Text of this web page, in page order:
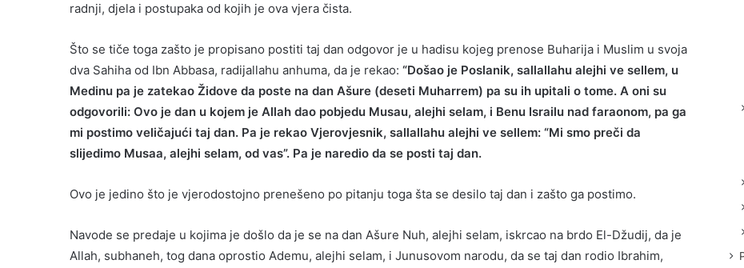
radnji, djela i postupaka od kojih je ova vjera čista.
Što se tiče toga zašto je propisano postiti taj dan odgovor je u hadisu kojeg prenose Buharija i Muslim u svoja
dva Sahiha od Ibn Abbasa, radijallahu anhuma, da je rekao: “Došao je Poslanik, sallallahu alejhi ve sellem, u
Medinu pa je zatekao Židove da poste na dan Ašure (deseti Muharrem) pa su ih upitali o tome. A oni su
odgovorili: Ovo je dan u kojem je Allah dao pobjedu Musau, alejhi selam, i Benu Israilu nad faraonom, pa ga
mi postimo veličajući taj dan. Pa je rekao Vjerovjesnik, sallallahu alejhi ve sellem: “Mi smo preči da
slijedimo Musaa, alejhi selam, od vas”. Pa je naredio da se posti taj dan.
Ovo je jedino što je vjerodostojno prenešeno po pitanju toga šta se desilo taj dan i zašto ga postimo.
Navode se predaje u kojima je došlo da je se na dan Ašure Nuh, alejhi selam, iskrcao na brdo El-Džudij, da je
Allah, subhaneh, tog dana oprostio Ademu, alejhi selam, i Junusovom narodu, da se taj dan rodio Ibrahim,